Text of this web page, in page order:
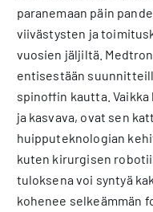
paranemaan päin
viivästysten ja
vuosien jäljiltä.
entisestään
spinoffin kautta.
ja kasvava, ovat sen
huipputeknologian
kuten kirurgisen
tuloksena voi syntyä
kohenee selkeämmän